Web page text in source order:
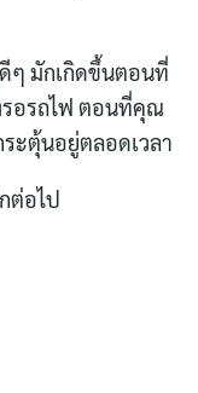
ๆ มักเกิดขึ้นตอนที่
อรถไฟ ตอนที่คุณ
ะตุ้นอยู่ตลอดเวลา
ต่อไป